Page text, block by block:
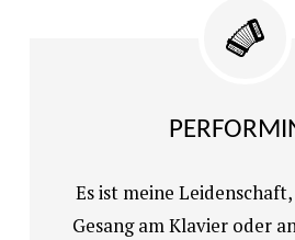
Es ist meine
Gesang am Klavier oder